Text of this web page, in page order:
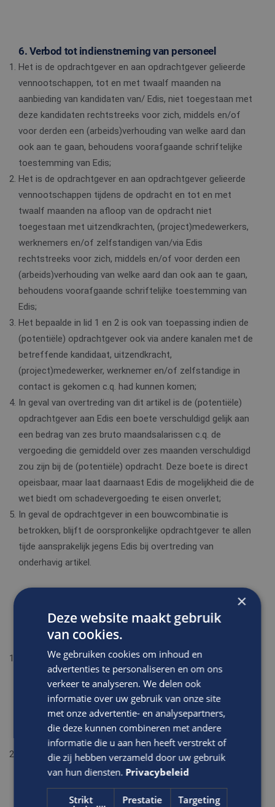
6. Verbod tot indienstneming van personeel
Het is de opdrachtgever en aan opdrachtgever gelieerde
vennootschappen, tot en met twaalf maanden na
aanbieding van kandidaten van/ Edis, niet toegestaan met
deze kandidaten rechtstreeks voor zich, middels en/of
voor derden een (arbeids)verhouding van welke aard dan
ook aan te gaan, behoudens voorafgaande schriftelijke
toestemming van Edis;
Het is de opdrachtgever en aan opdrachtgever gelieerde
vennootschappen tijdens de opdracht en tot en met
twaalf maanden na afloop van de opdracht niet
toegestaan met uitzendkrachten, (project)medewerkers,
werknemers en/of zelfstandigen van/via Edis
rechtstreeks voor zich, middels en/of voor derden een
(arbeids)verhouding van welke aard dan ook aan te gaan,
behoudens voorafgaande schriftelijke toestemming van
Edis;
Het bepaalde in lid 1 en 2 is ook van toepassing indien de
(potentiële) opdrachtgever ook via andere kanalen met de
betreffende kandidaat, uitzendkracht,
(project)medewerker, werknemer en/of zelfstandige in
contact is gekomen c.q. had kunnen komen;
In geval van overtreding van dit artikel is de (potentiële)
opdrachtgever aan Edis een boete verschuldigd gelijk aan
een bedrag van zes bruto maandsalarissen c.q. de
vergoeding die gemiddeld over zes maanden verschuldigd
zou zijn bij de (potentiële) opdracht. Deze boete is direct
opeisbaar, maar laat daarnaast Edis de mogelijkheid die de
wet biedt om schadevergoeding te eisen onverlet;
In geval de opdrachtgever in een bouwcombinatie is
betrokken, blijft de oorspronkelijke opdrachtgever te allen
tijde aansprakelijk jegens Edis bij overtreding van
onderhavig artikel.
7. Arbeidsomstandigheden
De opdrachtgever is aangemerkt als werkgever van de
uitzendkracht, (project)medewerker of werknemer in de
zin van de Arbeidsomstandighedenwet en als zodanig
gehouden de werkzaamheden van de uitzendkracht te
doen plaatsvinden met inachtneming van de bij of
krachtens die wet gestelde eisen;
Daarnaast is de opdrachtgever jegens Edis verplicht
zodanige regelingen te treffen en aanwijzingen te geven
dat die uitzendkracht, (project)medewerker, werknemer of
zelfstandige tegen gevaar voor lijf, eerbaarheid en goed
×
Deze website maakt gebruik
van cookies.
We gebruiken cookies om inhoud en
advertenties te personaliseren en om ons
verkeer te analyseren. We delen ook
informatie over uw gebruik van onze site
met onze advertentie- en analysepartners,
die deze kunnen combineren met andere
informatie die u aan hen heeft verstrekt of
die zij hebben verzameld door uw gebruik
van hun diensten. Privacybeleid
Strikt
Prestatie Targeting